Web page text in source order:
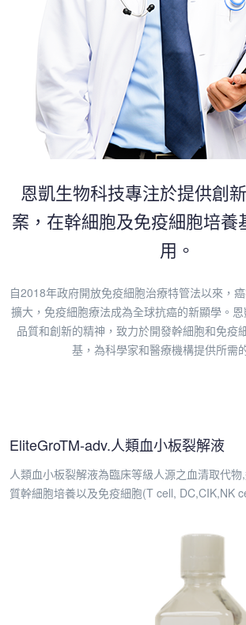
恩凱生物科技專注於提供創
案，在幹細胞及免疫細胞培養
用。
自2018年政府開放免疫細胞治療特管法以來，
擴大，免疫細胞療法成為全球抗癌的新顯學。
品質和創新的精神，致力於開發幹細胞和免疫
基，為科學家和醫療機構提供所需
EliteGroTM-adv.人類血小板裂解液
人類血小板裂解液為臨床等級人源之血清取代
質幹細胞培養以及免疫細胞(T cell, DC,CIK,NK